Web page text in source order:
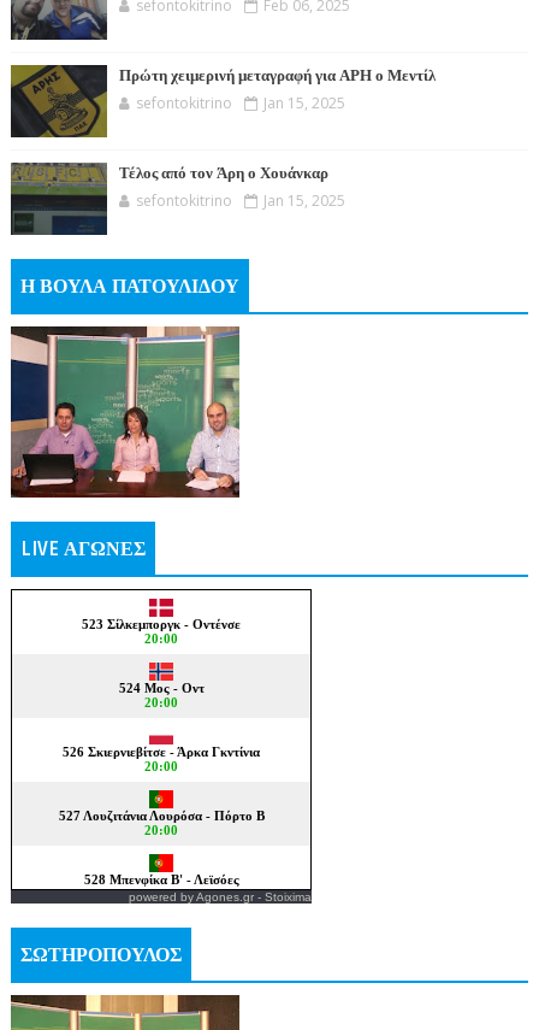
sefontokitrino Feb 06, 2025
Πρώτη χειμερινή μεταγραφή για ΑΡΗ ο Μεντίλ
sefontokitrino Jan 15, 2025
Τέλος από τον Άρη ο Χουάνκαρ
sefontokitrino Jan 15, 2025
Η ΒΟΥΛΑ ΠΑΤΟΥΛΙΔΟΥ
LIVE ΑΓΩΝΕΣ
powered byAgones.gr- Stoixima
ΣΩΤΗΡΟΠΟΥΛΟΣ